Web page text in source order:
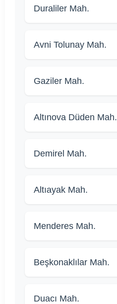
Duraliler Mah.
Avni Tolunay Mah.
Gaziler Mah.
Altınova Düden Mah.
Demirel Mah.
Altıayak Mah.
Menderes Mah.
Beşkonaklılar Mah.
Duacı Mah.